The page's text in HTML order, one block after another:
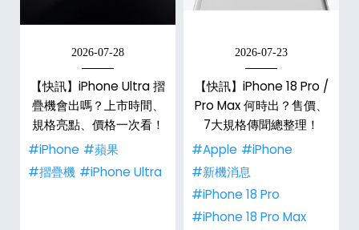
2026-07-28
【快訊】iPhone Ultra 摺
疊機會出嗎？上市時間、
規格亮點、價格一次看！
#iPhone #蘋果
#摺疊機 #iPhone Ultra
2026-07-23
【快訊】iPhone 18 Pro /
Pro Max 何時出？售價、
7大規格傳聞總整理！
#Apple #iPhone
#新機消息
#iPhone 18 Pro
#iPhone 18 Pro Max